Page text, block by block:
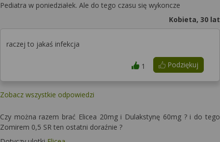
Pediatra w poniedziałek. Ale do tego czasu się wykoncze
Kobieta, 30 lat
raczej to jakaś infekcja
Podziękuj
1
Zobacz wszystkie odpowiedzi
Czy można razem brać Elicea 20mg i Dulakstynę 60mg ? i do tego
Zomirem 0,5 SR ten ostatni doraźnie ?